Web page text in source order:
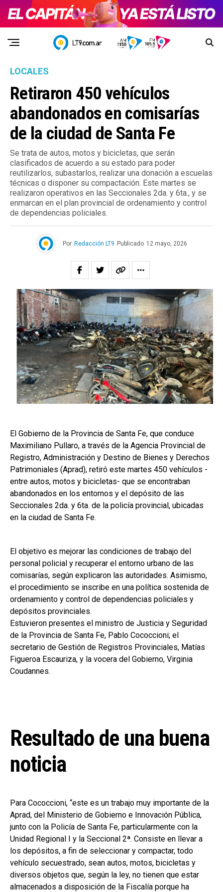
LOCALES
Retiraron 450 vehículos
abandonados en comisarías
de la ciudad de Santa Fe
Se trata de autos, motos y bicicletas, que serán
clasificados de acuerdo a su estado para poder
reutilizarlos, subastarlos, realizar una donación a escuelas
técnicas o disponer su compactación. Este martes se
realizaron operativos en las Seccionales 2da. y 6ta., y se
enmarcan en el plan provincial de ordenamiento y control
de dependencias policiales.
Por Redacción LT9 Publicado 12 mayo, 2026
El Gobierno de la Provincia de Santa Fe, que conduce
Maximiliano Pullaro, a través de la Agencia Provincial de
Registro, Administración y Destino de Bienes y Derechos
Patrimoniales (Aprad), retiró este martes 450 vehículos -
entre autos, motos y bicicletas- que se encontraban
abandonados en los entornos y el depósito de las
Seccionales 2da. y 6ta. de la policía provincial, ubicadas
en la ciudad de Santa Fe.
El objetivo es mejorar las condiciones de trabajo del
personal policial y recuperar el entorno urbano de las
comisarías, según explicaron las autoridades. Asimismo,
el procedimiento se inscribe en una política sostenida de
ordenamiento y control de dependencias policiales y
depósitos provinciales.
Estuvieron presentes el ministro de Justicia y Seguridad
de la Provincia de Santa Fe, Pablo Cococcioni; el
secretario de Gestión de Registros Provinciales, Matías
Figueroa Escauriza, y la vocera del Gobierno, Virginia
Coudannes.
Resultado de una buena
noticia
Para Cococcioni, “este es un trabajo muy importante de la
Aprad, del Ministerio de Gobierno e Innovación Pública,
junto con la Policía de Santa Fe, particularmente con la
Unidad Regional I y la Seccional 2ª. Consiste en llevar a
los depósitos, a fin de seleccionar y compactar, todo
vehículo secuestrado, sean autos, motos, bicicletas y
diversos objetos que, según la ley, no tienen que estar
almacenados a disposición de la Fiscalía porque ha